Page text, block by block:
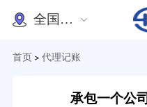
全国办理
首页 > 代理记账
承包一个公